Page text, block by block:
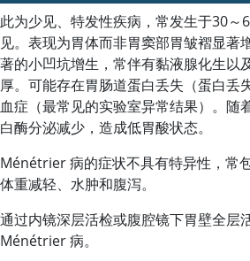
此为少见、特发性疾病，常发生于30～
见。表现为胃体而非胃窦部胃皱褶显著
著的小凹坑增生，常伴有黏液腺化生以
厚。可能存在胃肠道蛋白丢失（蛋白丢
血症（最常见的实验室异常结果）。随
白酶分泌减少，造成低胃酸状态。
Ménétrier 病的症状不具有特异性，常
体重减轻、水肿和腹泻。
通过内镜深层活检或腹腔镜下胃壁全层
Ménétrier 病。